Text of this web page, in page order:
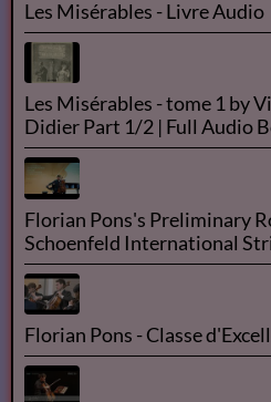
Les Misérables - Livre Audio
Les Misérables - tome 1 by
Didier Part 1/2 | Full Audio
Florian Pons's Preliminary
Schoenfeld International
Florian Pons - Classe